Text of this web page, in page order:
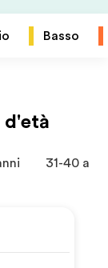
Basso
d'età
31-40 anni